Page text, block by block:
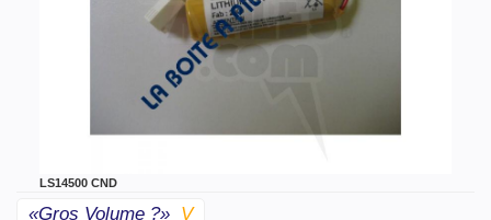
LS14500 CND
«gros Volume ?» V